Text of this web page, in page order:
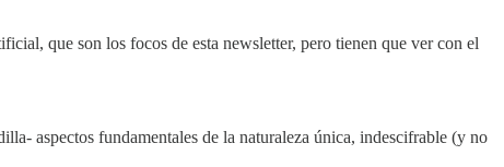
que son los focos de esta newsletter, pero tienen que ver con el
aspectos fundamentales de la naturaleza única, indescifrable (y no